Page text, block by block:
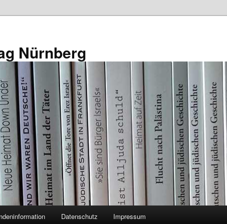
Nürnberg
Datenschutz Impressum